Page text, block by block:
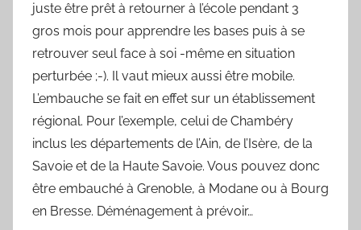
juste être prêt à retourner à l’école pendant 3
gros mois pour apprendre les bases puis à se
retrouver seul face à soi -même en situation
perturbée ;-). Il vaut mieux aussi être mobile.
L’embauche se fait en effet sur un établissement
régional. Pour l’exemple, celui de Chambéry
inclus les départements de l’Ain, de l’Isère, de la
Savoie et de la Haute Savoie. Vous pouvez donc
être embauché à Grenoble, à Modane ou à Bourg
en Bresse. Déménagement à prévoir…